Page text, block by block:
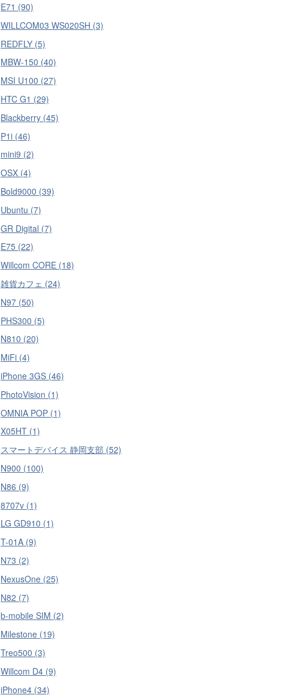
E71 (90)
WILLCOM03 WS020SH (3)
REDFLY (5)
MBW-150 (40)
MSI U100 (27)
HTC G1 (29)
Blackberry (45)
P1i (46)
mini9 (2)
OSX (4)
Bold9000 (39)
Ubuntu (7)
GR Digital (7)
E75 (22)
Willcom CORE (18)
雑貨カフェ (24)
N97 (50)
PHS300 (5)
N810 (20)
MiFi (4)
iPhone 3GS (46)
PhotoVision (1)
OMNIA POP (1)
X05HT (1)
スマートデバイス 静岡支部 (52)
N900 (100)
N86 (9)
8707v (1)
LG GD910 (1)
T-01A (9)
N73 (2)
NexusOne (25)
N82 (7)
b-mobile SIM (2)
Milestone (19)
Treo500 (3)
Willcom D4 (9)
iPhone4 (34)